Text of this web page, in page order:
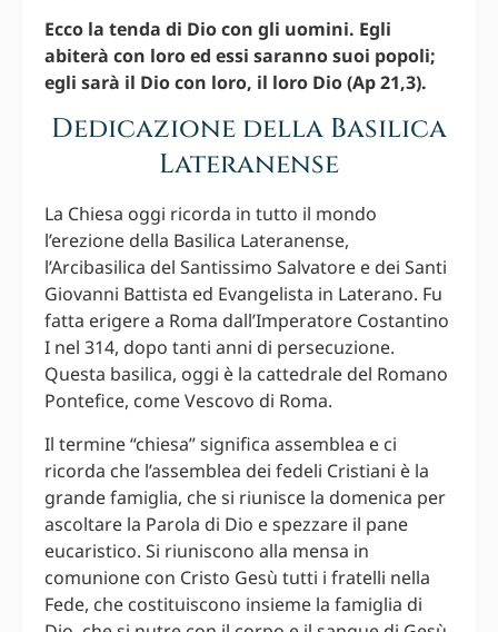
Ecco la tenda di Dio con gli uomini. Egli
abiterà con loro ed essi saranno suoi popoli;
egli sarà il Dio con loro, il loro Dio (Ap 21,3).
Dedicazione della Basilica
Lateranense
La Chiesa oggi ricorda in tutto il mondo
l’erezione della Basilica Lateranense,
l’Arcibasilica del Santissimo Salvatore e dei Santi
Giovanni Battista ed Evangelista in Laterano. Fu
fatta erigere a Roma dall’Imperatore Costantino
I nel 314, dopo tanti anni di persecuzione.
Questa basilica, oggi è la cattedrale del Romano
Pontefice, come Vescovo di Roma.
Il termine “chiesa” significa assemblea e ci
ricorda che l’assemblea dei fedeli Cristiani è la
grande famiglia, che si riunisce la domenica per
ascoltare la Parola di Dio e spezzare il pane
eucaristico. Si riuniscono alla mensa in
comunione con Cristo Gesù tutti i fratelli nella
Fede, che costituiscono insieme la famiglia di